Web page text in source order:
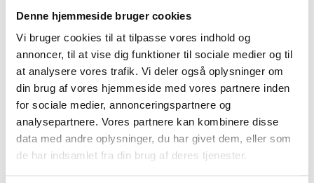
Denne hjemmeside bruger cookies
Vi bruger cookies til at tilpasse vores indhold og
annoncer, til at vise dig funktioner til sociale medier og til
at analysere vores trafik. Vi deler også oplysninger om
din brug af vores hjemmeside med vores partnere inden
for sociale medier, annonceringspartnere og
analysepartnere. Vores partnere kan kombinere disse
data med andre oplysninger, du har givet dem, eller som
de har indsamlet fra din brug af deres tjenester.